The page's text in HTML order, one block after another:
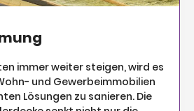
immer weiter steigen, wird es
und Gewerbeimmobilien
Lösungen zu sanieren. Die